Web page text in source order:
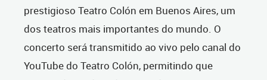
prestigioso Teatro Colón em Buenos Aires, um
dos teatros mais importantes do mundo. O
concerto será transmitido ao vivo pelo canal do
YouTube do Teatro Colón, permitindo que